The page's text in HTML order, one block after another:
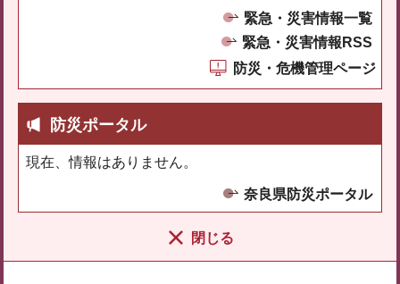
緊急・災害情報一覧
緊急・災害情報RSS
防災・危機管理ページ
防災ポータル
現在、情報はありません。
奈良県防災ポータル
閉じる